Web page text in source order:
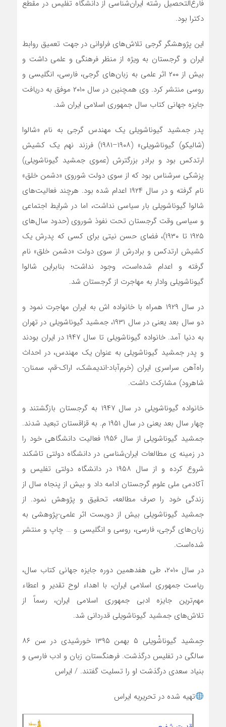
فارغ‌التحصیل رشته ایران‌شناسی از دانشگاه تفلیس در مقطع
دکترا بود.
این پژوهشگر گرجی تلاش‌های فراوانی در جهت تعمیق روابط
ایران و گرجستان به ویژه از منظر فرهنگی و علمی داشت و
بیش از ۲۰۰ اثر علمی به زبان‌های گرجی، فارسی، انگلیسی و
روسی منتشر کرد. وی همچنین در سال ۲۰۱۰ موفق به دریافت
جایزه جهانی کتاب سال جمهوری اسلامی ایران شد.
پدر جمشید گیوناشویلی یک مهندس گرجی به نام «شالوا
(شالیکو) گیوناشویلی» (۱۹۰۸–۱۹۸۱) فرزند نهم یک کشیش
ارتدکس بود و برادر بزرگترش (عموی جمشید گیوناشویلی)
پزشکی سرشناس بود که از سوی دولت شوروی «دشمن خلق»
نام گرفته و در سال ۱۹۲۴ اعدام شده بود. هرچند فعالیت‌های
شالوا گیوناشویلی بار سیاسی نداشت، اما در شرایط اجتماعی
و سیاسی وقت گرجستان تحت نفوذ شوروی (حدود سال‌های
۱۹۲۵ تا ۱۹۳۰)، فضای حسن نیتی برای کسی که پدرش یک
کشیش ارتدکس و برادرش از سوی دولت «دشمن خلق» نام
گرفته و اعدام شده‌است، وجود نداشت؛ بنابراین شالوا
گیوناشویلی وادار به مهاجرت از گرجستان شد.
در سال ۱۹۲۹ همراه با خانواده اش به ایران مهاجرت نمود و
دو سال بعد یعنی در سال ۱۹۳۱، جمشید گیوناشویلی در تهران
به دنیا آمد. خانواده گیوناشویلی تا سال ۱۹۴۷ در ایران بودند
و پدر جمشید گیوناشویلی به عنوان یک مهندس، در احداث
راه‌آهن سراسری ایران (خرم‌آباد-اندیمشک، اراک-قم، سمنان-
شاهرود) مشارکت داشت.
خانواده گیوناشویلی در سال ۱۹۴۷ به گرجستان بازگشتند و
چهار سال بعد یعنی در سال ۱۹۵۱ م. به قزاقستان تبعید شدند.
جمشید گیوناشویلی از سال ۱۹۵۶ فعالیت دانشگاهی خود را
در زمینه ی مطالعات ایران‌شناسی در دانشگاه دولتی تاشکند
شروع کرده و از سال ۱۹۵۸ در دانشگاه دولتی تفلیس و
آکادمی ملی علوم گرجستان ادامه داد و بیش از پنجاه سال از
زندگی خود را صرف مطالعه، تحقیق و پژوهش نمود. از
جمشید گیوناشویلی بیش از دویست اثر علمی-پژوهشی به
زبان‌های گرجی، فارسی، روسی و انگلیسی و … چاپ و منتشر
شده‌است.
در سال ۲۰۱۰، طی هفدهمین دوره جایزه جهانی کتاب سال،
ریاست جمهوری اسلامی ایران، با اهداء لوح تقدیر و اعطاء
مهم‌ترین جایزه ادبی جمهوری اسلامی ایران، رسماً از
تلاش‌های جمشید گیوناشویلی قدردانی شد.
جِمشید گیوناشْویلی ۵ بهمن ۱۳۹۵ خورشیدی در سن ۸۶
سالگی در تفلیس درگذشت. فرهنگستان زبان و ادب فارسی و
بنیاد سعدی درگذشت او را تسلیت گفتند. / ایراس
تهیه شده در تحریریه ایراس